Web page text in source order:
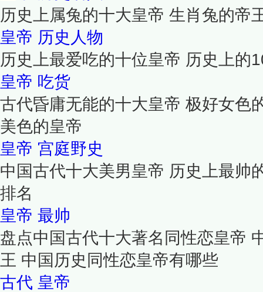
历史上属兔的十大皇帝 生肖兔的帝
皇帝 历史人物
历史上最爱吃的十位皇帝 历史上的
皇帝 吃货
古代昏庸无能的十大皇帝 极好女色
美色的皇帝
皇帝 宫庭野史
中国古代十大美男皇帝 历史上最帅
排名
皇帝 最帅
盘点中国古代十大著名同性恋皇帝
王 中国历史同性恋皇帝有哪些
古代 皇帝